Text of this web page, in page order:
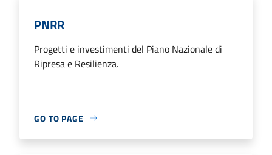
PNRR
Progetti e investimenti del Piano Nazionale di
Ripresa e Resilienza.
GO TO PAGE